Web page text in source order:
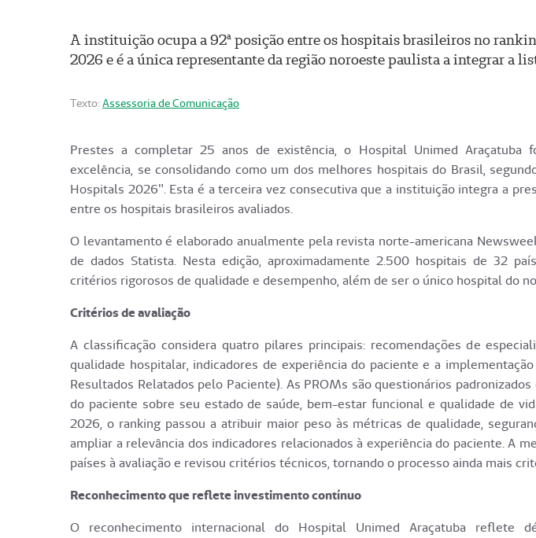
A instituição ocupa a 92ª posição entre os hospitais brasileiros no
2026 e é a única representante da região noroeste paulista a integrar a
Texto: Assessoria de Comunicação
Prestes a completar 25 anos de existência, o Hospital Unimed Araçatuba
excelência, se consolidando como um dos melhores hospitais do Brasil,
Hospitals 2026". Esta é a terceira vez consecutiva que a instituição integra a
entre os hospitais brasileiros avaliados.
O levantamento é elaborado anualmente pela revista norte-americana
de dados Statista. Nesta edição, aproximadamente 2.500 hospitais de 32
critérios rigorosos de qualidade e desempenho, além de ser o único hospital do
Critérios de avaliação
A classificação considera quatro pilares principais: recomendações de
qualidade hospitalar, indicadores de experiência do paciente e a
Resultados Relatados pelo Paciente). As PROMs são questionários
do paciente sobre seu estado de saúde, bem-estar funcional e qualidade de
2026, o ranking passou a atribuir maior peso às métricas de qualidade,
ampliar a relevância dos indicadores relacionados à experiência do paciente. A
países à avaliação e revisou critérios técnicos, tornando o processo ainda mais
Reconhecimento que reflete investimento contínuo
O reconhecimento internacional do Hospital Unimed Araçatuba reflete